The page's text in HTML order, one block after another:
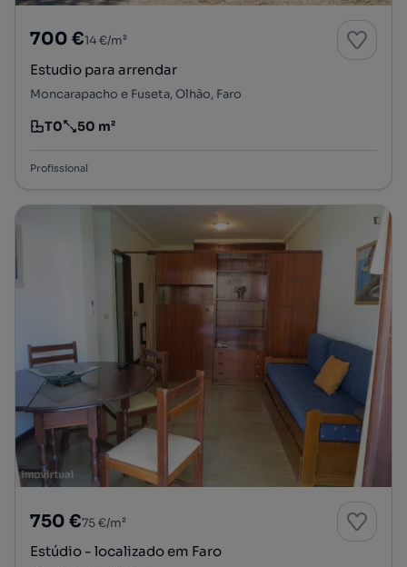
700 €14 €/m²
Estudio para arrendar
Moncarapacho e Fuseta, Olhão, Faro
Tipologia
T0
Preço por metro quadrado
50 m²
Profissional
750 €75 €/m²
Estúdio - localizado em Faro